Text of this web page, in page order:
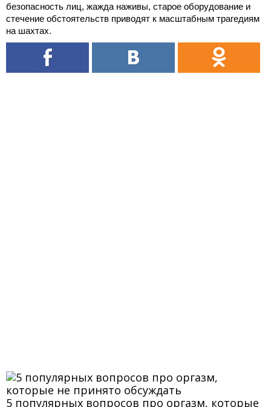
безопасность лиц, жажда наживы, старое оборудование и
стечение обстоятельств приводят к масштабным трагедиям
на шахтах.
5 популярных вопросов про оргазм, которые